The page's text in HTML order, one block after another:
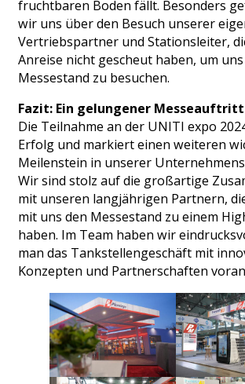
fruchtbaren Boden fällt. Besonders
wir uns über den Besuch unserer
Vertriebspartner und Stationsleiter,
Anreise nicht gescheut haben, um
Messestand zu besuchen.
Fazit: Ein gelungener Messeauftritt
Die Teilnahme an der UNITI expo
Erfolg und markiert einen weiteren
Meilenstein in unserer
Wir sind stolz auf die großartige
mit unseren langjährigen Partnern,
mit uns den Messestand zu einem
haben. Im Team haben wir
man das Tankstellengeschäft mit
Konzepten und Partnerschaften